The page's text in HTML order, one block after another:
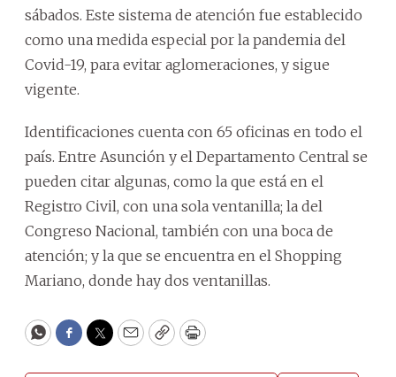
sábados. Este sistema de atención fue establecido
como una medida especial por la pandemia del
Covid-19, para evitar aglomeraciones, y sigue
vigente.
Identificaciones cuenta con 65 oficinas en todo el
país. Entre Asunción y el Departamento Central se
pueden citar algunas, como la que está en el
Registro Civil, con una sola ventanilla; la del
Congreso Nacional, también con una boca de
atención; y la que se encuentra en el Shopping
Mariano, donde hay dos ventanillas.
WhatsApp
Facebook
Twitter
EmailCopyPrint